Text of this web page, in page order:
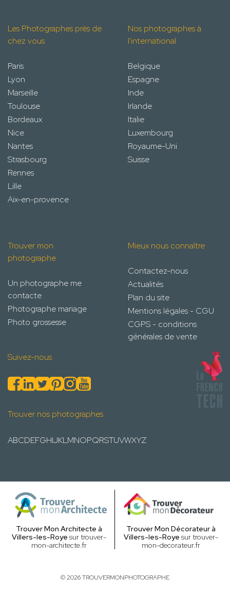
Les Photographes près de
chez vous
Paris
Lyon
Marseille
Toulouse
Bordeaux
Nice
Nantes
Strasbourg
Rennes
Lille
Aix-en-provence
Nos photographes à
l'international
Belgique
Espagne
Inde
Irlande
Italie
Luxembourg
Royaume-Uni
Suisse
Trouver mon
photographe
Un photographe me
contacte
Photographe mariage
Photo grossesse
Mieux nous connaître
Contactez-nous
Actualités
Plan du site
Mentions légales - CGU
CGPS - conditions
générales de vente
Suivez-nous
Trouver nos photographes
ABCDEFGHIJKLMNOPQRSTUVWXYZ
Trouver Mon Architecte à
Villers-les-Roye sur trouver-
mon-architecte.fr
Trouver Mon Décorateur à
Villers-les-Roye sur trouver-
mon-decorateur.fr
© 2026 TROUVERMONPHOTOGRAPHE